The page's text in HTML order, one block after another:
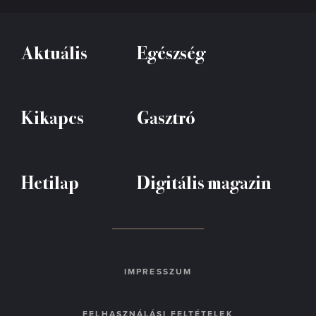
Aktuális Egészség
Kikapcs Gasztró
Hetilap Digitális magazin
IMPRESSZUM
FELHASZNÁLÁSI FELTÉTELEK